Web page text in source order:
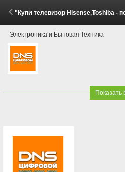
"Купи телевизор Hisense,Toshiba - получи скидку на саундбар
Электроника и Бытовая Техника
Показать